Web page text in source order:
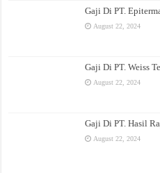
Gaji Di PT.
August 22, 2024
Gaji Di PT. Weiss
August 22, 2024
Gaji Di PT. Hasil
August 22, 2024